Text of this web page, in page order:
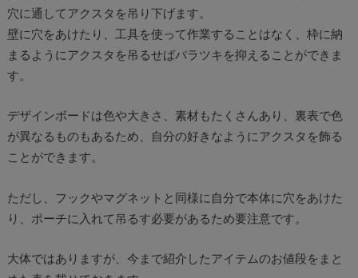
穴に通してアクスタを吊り下げます。
壁に穴をあけたり、工具を使って作業することはなく、枠に納
まるようにアクスタを吊るせばバラツキを抑えることができま
す。
デザインボードは色や大きさ、素材もたくさんあり、裏表で色
が異なるものもあるため、自分の好きなようにアクスタを飾る
ことができます。
ただし、フックやマグネットと同様に自分で本体に穴をあけた
り、ポーチに入れて吊るす必要があるため要注意です。
大体ではありますが、今まで紹介したアイテムのお値段をまと